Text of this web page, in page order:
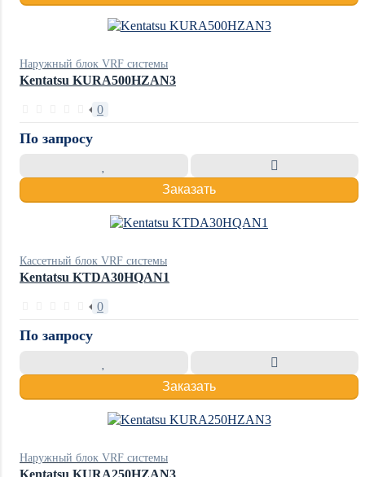
Наружный блок VRF системы
Kentatsu KURA500HZAN3
0
По запросу
Заказать
Кассетный блок VRF системы
Kentatsu KTDA30HQAN1
0
По запросу
Заказать
Наружный блок VRF системы
Kentatsu KURA250HZAN3